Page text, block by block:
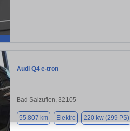
Audi Q4 e-tron
Bad Salzuflen, 32105
55.807 km Elektro 220 kw (299 PS)